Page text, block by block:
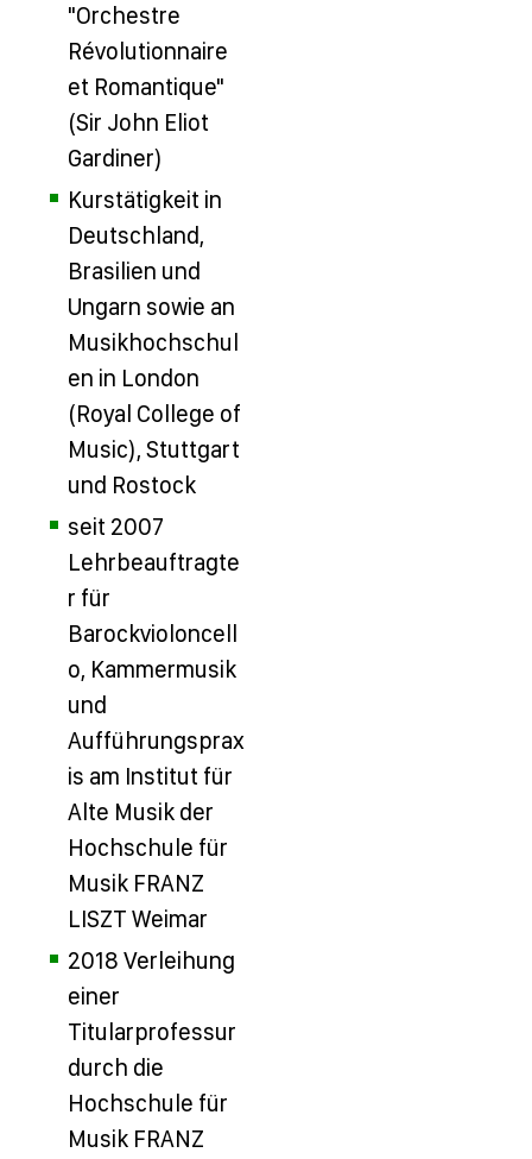
"Orchestre
Révolutionnaire
et Romantique"
(Sir John Eliot
Gardiner)
Kurstätigkeit in
Deutschland,
Brasilien und
Ungarn sowie an
Musikhochschul
en in London
(Royal College of
Music), Stuttgart
und Rostock
seit 2007
Lehrbeauftragte
r für
Barockvioloncell
o, Kammermusik
und
Aufführungsprax
is am Institut für
Alte Musik der
Hochschule für
Musik FRANZ
LISZT Weimar
2018 Verleihung
einer
Titularprofessur
durch die
Hochschule für
Musik FRANZ